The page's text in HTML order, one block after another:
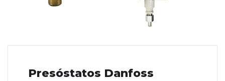
Presóstatos Danfoss